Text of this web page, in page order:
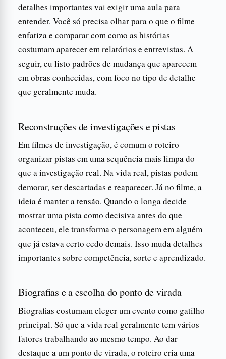
detalhes importantes vai exigir uma aula para
entender. Você só precisa olhar para o que o filme
enfatiza e comparar com como as histórias
costumam aparecer em relatórios e entrevistas. A
seguir, eu listo padrões de mudança que aparecem
em obras conhecidas, com foco no tipo de detalhe
que geralmente muda.
Reconstruções de investigações e pistas
Em filmes de investigação, é comum o roteiro
organizar pistas em uma sequência mais limpa do
que a investigação real. Na vida real, pistas podem
demorar, ser descartadas e reaparecer. Já no filme, a
ideia é manter a tensão. Quando o longa decide
mostrar uma pista como decisiva antes do que
aconteceu, ele transforma o personagem em alguém
que já estava certo cedo demais. Isso muda detalhes
importantes sobre competência, sorte e aprendizado.
Biografias e a escolha do ponto de virada
Biografias costumam eleger um evento como gatilho
principal. Só que a vida real geralmente tem vários
fatores trabalhando ao mesmo tempo. Ao dar
destaque a um ponto de virada, o roteiro cria uma